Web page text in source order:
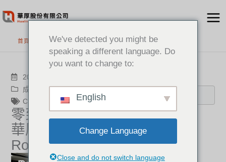
至
首頁 最新消息
2025-12-12
成功案例,品牌動態
Crestron
零到一的創造：
華厚Sightline
Room的誕生
搜尋
分類
新聞中心(21)
成功案例
We've detected you might be
speaking a different language. Do
you want to change to:
English
Change Language
Close and do not switch language